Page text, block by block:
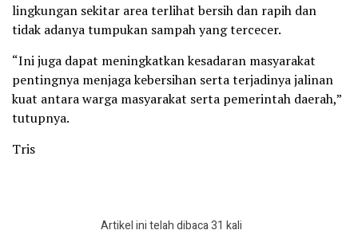
lingkungan sekitar area terlihat bersih dan rapih dan
tidak adanya tumpukan sampah yang tercecer.
“Ini juga dapat meningkatkan kesadaran masyarakat
pentingnya menjaga kebersihan serta terjadinya jalinan
kuat antara warga masyarakat serta pemerintah daerah,”
tutupnya.
Tris
Artikel ini telah dibaca 31 kali